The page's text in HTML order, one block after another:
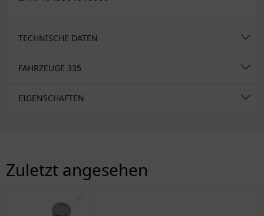
TECHNISCHE DATEN
FAHRZEUGE 335
EIGENSCHAFTEN
Zuletzt angesehen
✅